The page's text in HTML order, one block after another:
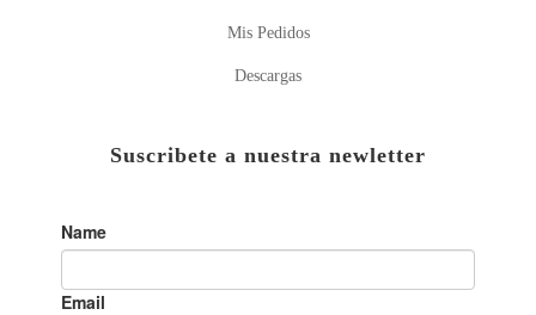
Mis Pedidos
Descargas
Suscribete a nuestra newletter